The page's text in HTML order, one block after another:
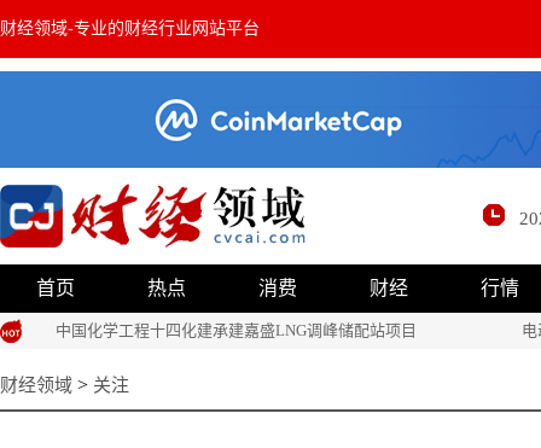
财经领域-专业的财经行业网站平台
首页 热点 消费 财经 行情
中国化学工程十四化建承建嘉盛LNG调峰储配站项目
财经领域 > 关注